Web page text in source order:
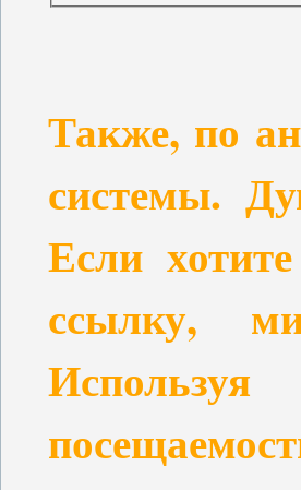
Также, по
системы.
Если
ссылку,